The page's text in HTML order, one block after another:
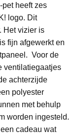
heeft zes
logo. Dit
Het vizier is
fijn afgewerkt en
Voor de
ventilatiegaatjes
achterzijde
polyester
met behulp
worden ingesteld.
cadeau wat